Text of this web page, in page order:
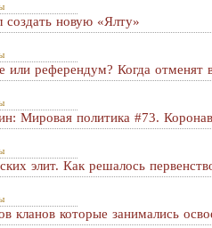
создать новую «Ялту»
или референдум? Когда
Мировая политика #73.
элит. Как решалось
кланов которые занимались